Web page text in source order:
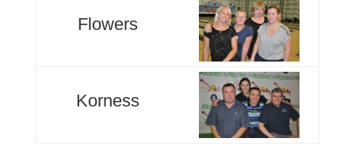
Flowers
Korness